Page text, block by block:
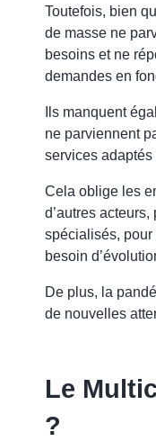
Toutefois, bien
de masse ne
besoins et ne
demandes en
Ils manquent
ne parviennent
services adaptés
Cela oblige les
d’autres
spécialisés, pour
besoin
De plus, la
de nouvelles
Le
?